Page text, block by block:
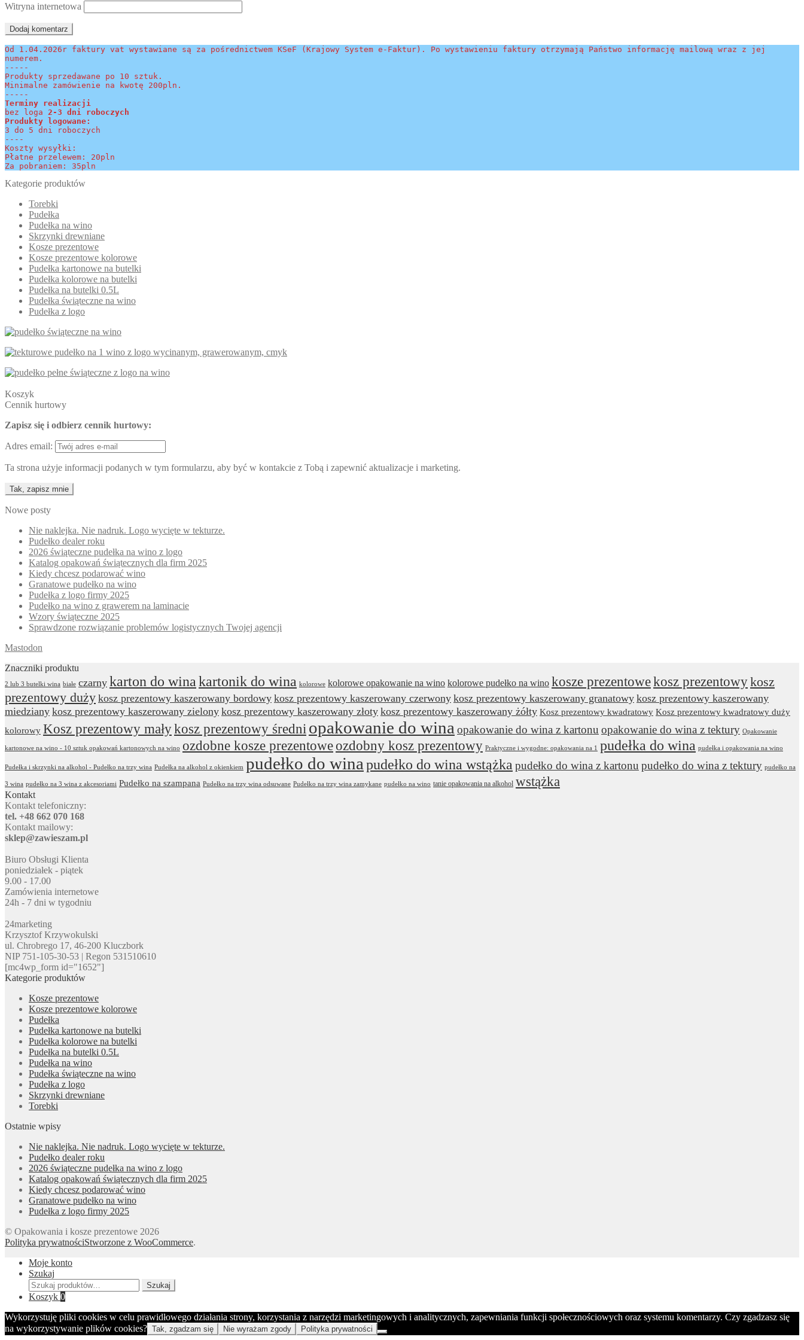
Witryna internetowa
Od 1.04.2026r faktury vat wystawiane są za pośrednictwem KSeF (Krajowy System e-Faktur). Po wystawieniu faktury otrzymają Państwo informację mailową wraz z jej
numerem.
-----
Produkty sprzedawane po 10 sztuk.
Minimalne zamówienie na kwotę 200pln.
-----
Terminy realizacji
bez loga 2-3 dni roboczych
Produkty logowane:
3 do 5 dni roboczych
----
Koszty wysyłki:
Płatne przelewem: 20pln
Za pobraniem: 35pln
Kategorie produktów
Torebki
Pudełka
Pudełka na wino
Skrzynki drewniane
Kosze prezentowe
Kosze prezentowe kolorowe
Pudełka kartonowe na butelki
Pudełka kolorowe na butelki
Pudełka na butelki 0.5L
Pudełka świąteczne na wino
Pudełka z logo
Koszyk
Cennik hurtowy
Zapisz się i odbierz cennik hurtowy:
Adres email:
Ta strona użyje informacji podanych w tym formularzu, aby być w kontakcie z Tobą i zapewnić aktualizacje i marketing.
Nowe posty
Nie naklejka. Nie nadruk. Logo wycięte w tekturze.
Pudełko dealer roku
2026 świąteczne pudełka na wino z logo
Katalog opakowań świątecznych dla firm 2025
Kiedy chcesz podarować wino
Granatowe pudełko na wino
Pudełka z logo firmy 2025
Pudełko na wino z grawerem na laminacie
Wzory świąteczne 2025
Sprawdzone rozwiązanie problemów logistycznych Twojej agencji
Mastodon
Znaczniki produktu
2 lub 3 butelki wina białe czarny karton do wina kartonik do wina kolorowe kolorowe opakowanie na wino kolorowe pudełko na wino kosze prezentowekosz prezentowykosz
prezentowy duży kosz prezentowy kaszerowany bordowy kosz prezentowy kaszerowany czerwony kosz prezentowy kaszerowany granatowy kosz prezentowy kaszerowany
miedziany kosz prezentowy kaszerowany zielony kosz prezentowy kaszerowany złoty kosz prezentowy kaszerowany żółty Kosz prezentowy kwadratowy Kosz prezentowy kwadratowy duży
kolorowy Kosz prezentowy małykosz prezentowy średni opakowanie do wina opakowanie do wina z kartonu opakowanie do wina z tektury Opakowanie
kartonowe na wino - 10 sztuk opakowań kartonowych na wino ozdobne kosze prezentoweozdobny kosz prezentowy Praktyczne i wygodne: opakowania na 1 pudełka do wina pudełka i opakowania na wino
Pudełka i skrzynki na alkohol - Pudełko na trzy wina Pudełka na alkohol z okienkiem pudełko do wina pudełko do wina wstążka pudełko do wina z kartonu pudełko do wina z tektury pudełko na
3 wina pudełko na 3 wina z akcesoriami Pudełko na szampana Pudełko na trzy wina odsuwane Pudełko na trzy wina zamykane pudełko na wino tanie opakowania na alkohol wstążka
Kontakt
Kontakt telefoniczny:
tel. +48 662 070 168
Kontakt mailowy:
sklep@zawieszam.pl
Biuro Obsługi Klienta
poniedziałek - piątek
9.00 - 17.00
Zamówienia internetowe
24h - 7 dni w tygodniu
24marketing
Krzysztof Krzywokulski
ul. Chrobrego 17, 46-200 Kluczbork
NIP 751-105-30-53 | Regon 531510610
[mc4wp_form id="1652"]
Kategorie produktów
Kosze prezentowe
Kosze prezentowe kolorowe
Pudełka
Pudełka kartonowe na butelki
Pudełka kolorowe na butelki
Pudełka na butelki 0.5L
Pudełka na wino
Pudełka świąteczne na wino
Pudełka z logo
Skrzynki drewniane
Torebki
Ostatnie wpisy
Nie naklejka. Nie nadruk. Logo wycięte w tekturze.
Pudełko dealer roku
2026 świąteczne pudełka na wino z logo
Katalog opakowań świątecznych dla firm 2025
Kiedy chcesz podarować wino
Granatowe pudełko na wino
Pudełka z logo firmy 2025
© Opakowania i kosze prezentowe 2026
Polityka prywatnościStworzone z WooCommerce.
Moje konto
Szukaj
Szukaj:
Szukaj
Koszyk 0
Wykorzystuję pliki cookies w celu prawidłowego działania strony, korzystania z narzędzi marketingowych i analitycznych, zapewniania funkcji społecznościowych oraz systemu komentarzy. Czy zgadzasz się
na wykorzystywanie plików cookies? Tak, zgadzam się Nie wyrażam zgody Polityka prywatności